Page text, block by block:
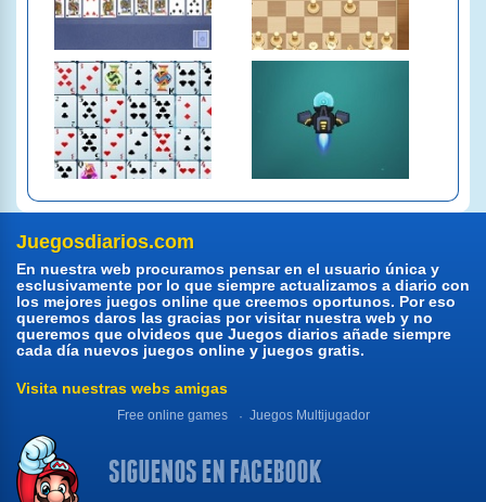
Juegosdiarios.com
En nuestra web procuramos pensar en el usuario única y
esclusivamente por lo que siempre actualizamos a diario con
los mejores juegos online que creemos oportunos. Por eso
queremos daros las gracias por visitar nuestra web y no
queremos que olvideos que Juegos diarios añade siempre
cada día nuevos juegos online y juegos gratis.
Visita nuestras webs amigas
Free online games Juegos Multijugador